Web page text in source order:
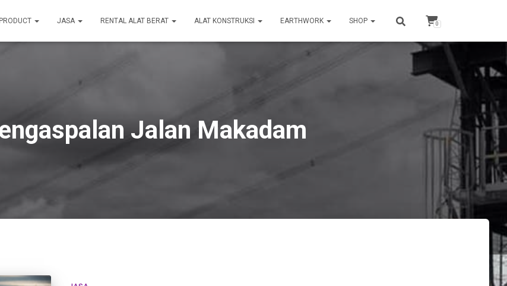
PRODUCT JASA RENTAL ALAT BERAT ALAT KONSTRUKSI EARTHWORK SHOP 0
Jalan Makadam